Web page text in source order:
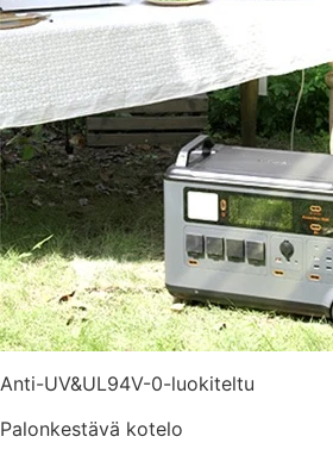
Anti-UV&UL94V-0-luokiteltu
Palonkestävä kotelo